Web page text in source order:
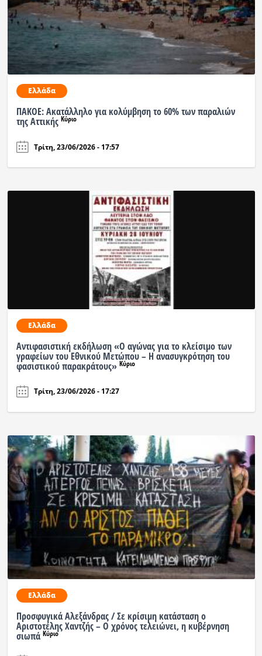
Ελλάδα
ΠΑΚΟΕ: Ακατάλληλο για κολύμβηση το 60% των παραλιών
της Αττικής Κύριο
Τρίτη, 23/06/2026 - 17:57
Ελλάδα
Αντιφασιστική εκδήλωση «Ο αγώνας για το κλείσιμο των
γραφείων του Εθνικού Μετώπου – Η ανασυγκρότηση του
φασιστικού παρακράτους» Κύριο
Τρίτη, 23/06/2026 - 17:27
Ελλάδα
Προσφυγικά Αλεξάνδρας / Σε κρίσιμη κατάσταση ο
Αριστοτέλης Χαντζής – Ο χρόνος τελειώνει, η κυβέρνηση
σιωπά Κύριο